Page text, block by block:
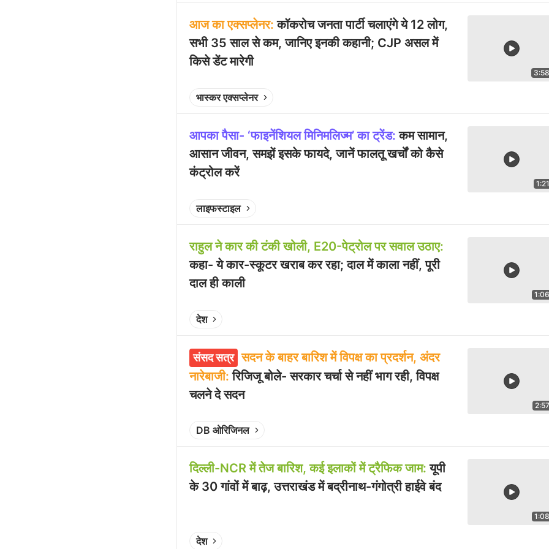
आज का एक्सप्लेनर: कॉकरोच जनता पार्टी चलाएंगे ये 12 लोग,
सभी 35 साल से कम, जानिए इनकी कहानी; CJP असल में
किसे डेंट मारेगी
3:58
भास्कर एक्सप्लेनर
आपका पैसा- ‘फाइनेंशियल मिनिमलिज्म’ का ट्रेंड: कम सामान,
आसान जीवन, समझें इसके फायदे, जानें फालतू खर्चों को कैसे
कंट्रोल करें
1:21
लाइफस्टाइल
राहुल ने कार की टंकी खोली, E20-पेट्रोल पर सवाल उठाए:
कहा- ये कार-स्कूटर खराब कर रहा; दाल में काला नहीं, पूरी
दाल ही काली
1:06
देश
संसद सत्र सदन के बाहर बारिश में विपक्ष का प्रदर्शन, अंदर
नारेबाजी: रिजिजू बोले- सरकार चर्चा से नहीं भाग रही, विपक्ष
चलने दे सदन
2:57
DB ओरिजिनल
दिल्ली-NCR में तेज बारिश, कई इलाकों में ट्रैफिक जाम: यूपी
के 30 गांवों में बाढ़, उत्तराखंड में बद्रीनाथ-गंगोत्री हाईवे बंद
1:08
देश